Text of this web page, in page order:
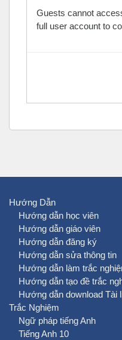
Guests cannot
full user account to
Hướng Dẫn
Hướng dẫn học viên
Hướng dẫn giáo viên
Hướng dẫn đăng ký
Hướng dẫn sửa thông tin
Hướng dẫn làm trắc
Hướng dẫn tạo đề trắc
Hướng dẫn download Tài
Trắc Nghiệm
Ngữ pháp tiếng Anh
Tiếng Anh 10